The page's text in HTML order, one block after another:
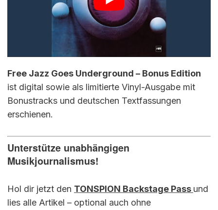
Free Jazz Goes Underground – Bonus Edition
ist digital sowie als limitierte Vinyl-Ausgabe mit
Bonustracks und deutschen Textfassungen
erschienen.
Unterstütze unabhängigen
Musikjournalismus!
Hol dir jetzt den TONSPION Backstage Pass und
lies alle Artikel – optional auch ohne